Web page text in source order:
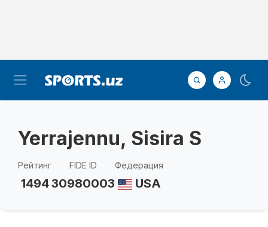
Yerrajennu, Sisira S
Рейтинг
1494
FIDE ID
30980003
Федерация
USA